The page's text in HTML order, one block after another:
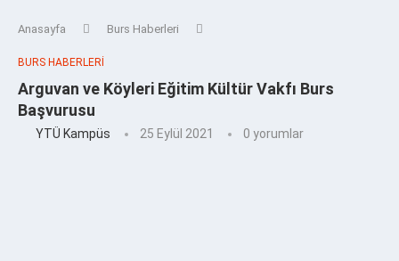
Anasayfa Burs Haberleri
BURS HABERLERI
Arguvan ve Köyleri Eğitim Kültür Vakfı Burs
Başvurusu
YTÜ Kampüs 25 Eylül 2021 0 yorumlar